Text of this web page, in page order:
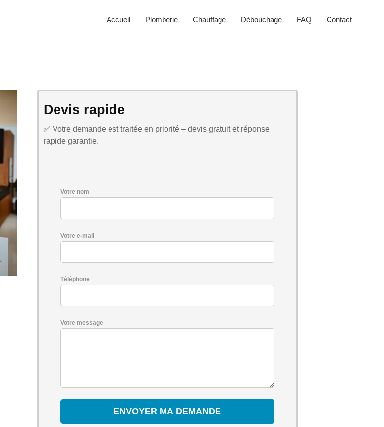
Accueil Plomberie Chauffage Débouchage FAQ Contact
Devis rapide
✅ Votre demande est traitée en priorité – devis gratuit et réponse
rapide garantie.
Votre nom
Votre e-mail
Téléphone
Votre message